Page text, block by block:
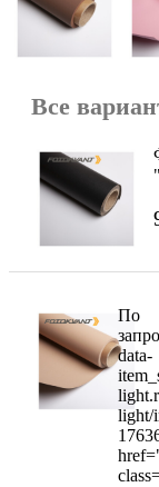
Все
По
data-
light/